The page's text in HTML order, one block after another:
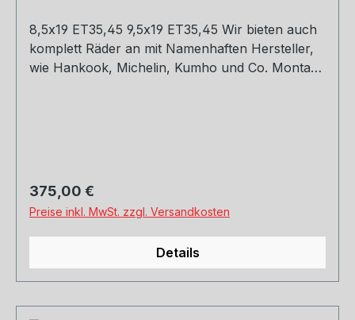
8,5x19 ET35,45 9,5x19 ET35,45 Wir bieten auch
komplett Räder an mit Namenhaften Hersteller,
wie Hankook, Michelin, Kumho und Co. Montage
Regulärer Preis:
375,00 €
Preise inkl. MwSt. zzgl. Versandkosten
Details